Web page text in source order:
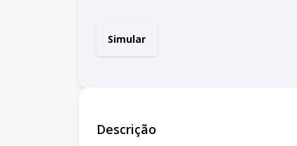
Simular
Descrição